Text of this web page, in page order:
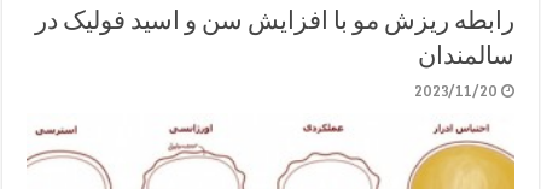
رابطه ریزش مو با افزایش سن و اسید فولیک در
سالمندان
2023/11/20